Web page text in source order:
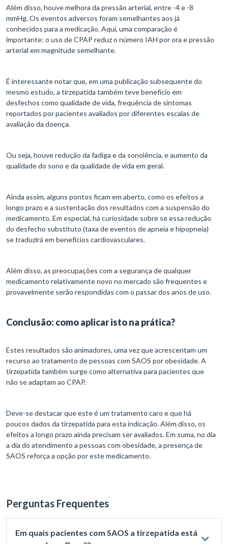
Além disso, houve melhora da pressão arterial, entre -4 e -8
mmHg. Os eventos adversos foram semelhantes aos já
conhecidos para a medicação. Aqui, uma comparação é
importante: o uso de CPAP reduz o número IAH por ora e pressão
arterial em magnitude semelhante.
É interessante notar que, em uma publicação subsequente do
mesmo estudo, a tirzepatida também teve benefício em
desfechos como qualidade de vida, frequência de sintomas
reportados por pacientes avaliados por diferentes escalas de
avaliação da doença.
Ou seja, houve redução da fadiga e da sonolência, e aumento da
qualidade do sono e da qualidade de vida em geral.
Ainda assim, alguns pontos ficam em aberto, como os efeitos a
longo prazo e a sustentação dos resultados com a suspensão do
medicamento. Em especial, há curiosidade sobre se essa redução
do desfecho substituto (taxa de eventos de apneia e hipopneia)
se traduzirá em benefícios cardiovasculares.
Além disso, as preocupações com a segurança de qualquer
medicamento relativamente novo no mercado são frequentes e
provavelmente serão respondidas com o passar dos anos de uso.
Conclusão: como aplicar isto na prática?
Estes resultados são animadores, uma vez que acrescentam um
recurso ao tratamento de pessoas com SAOS por obesidade. A
tirzepatida também surge como alternativa para pacientes que
não se adaptam ao CPAP.
Deve-se destacar que este é um tratamento caro e que há
poucos dados da tirzepatida para esta indicação. Além disso, os
efeitos a longo prazo ainda precisam ser avaliados. Em suma, no dia
a dia do atendimento a pessoas com obesidade, a presença de
SAOS reforça a opção por este medicamento.
Perguntas Frequentes
Em quais pacientes com SAOS a tirzepatida está